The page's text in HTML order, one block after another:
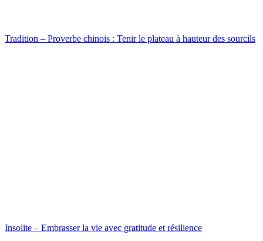
Tradition – Proverbe chinois : Tenir le plateau à hauteur des sourcils
Insolite – Embrasser la vie avec gratitude et résilience